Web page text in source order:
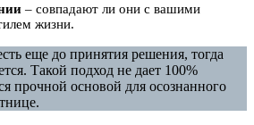
– совпадают ли они с вашими
жизни.
еще до принятия решения, тогда
Такой подход не дает 100%
прочной основой для осознанного